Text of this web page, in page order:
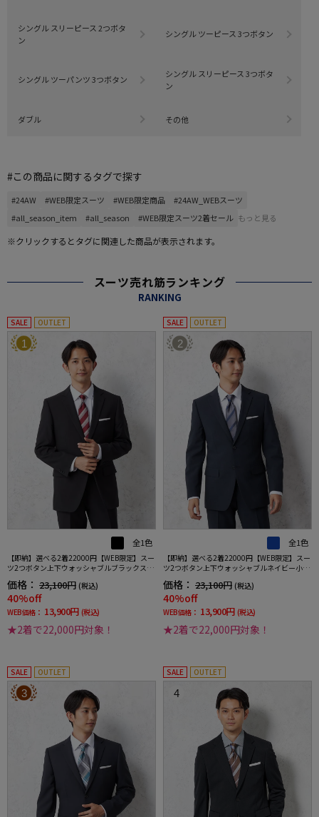
シングル スリーピース 2つボタ
ン
シングル ツーピース 3つボタン
シングル ツーパンツ 3つボタン
シングル スリーピース 3つボタ
ン
ダブル その他
#この商品に関するタグで探す
#24AW #WEB限定スーツ #WEB限定商品
#24AW_WEBスーツ
#all_season_item
#all_season #WEB限定スーツ2着セール もっと見る
※クリックするとタグに関連した商品が表示されます。
スーツ売れ筋ランキング
RANKING
SALE OUTLET
1
全1色
【即納】選べる2着22000円【WEB限定】スー
ツ2つボタン上下ウォッシャブルブラックスト
価格： 23,100円 (税込)
40%off
WEB価格： 13,900円 (税込)
★2着で22,000円対象！
SALE OUTLET
2
全1色
【即納】選べる2着22000円【WEB限定】スー
ツ2つボタン上下ウォッシャブルネイビー小柄
価格： 23,100円 (税込)
40%off
WEB価格： 13,900円 (税込)
★2着で22,000円対象！
SALE OUTLET
3
SALE OUTLET
4